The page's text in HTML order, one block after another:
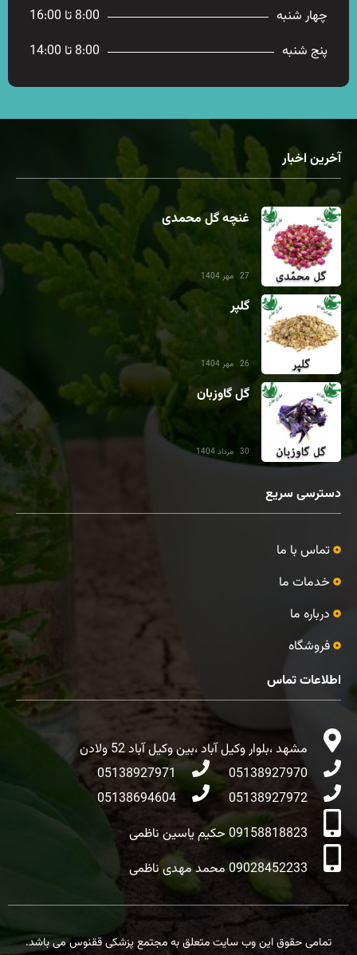
چهار شنبه
8:00 تا 16:00
پنج شنبه
8:00 تا 14:00
آخرین اخبار
غنچه گل محمدی
27 مهر 1404
گلپر
26 مهر 1404
گل گاوزبان
30 مرداد 1404
دسترسی سریع
تماس با ما
خدمات ما
درباره ما
فروشگاه
اطلاعات تماس
مشهد ،بلوار وکیل آباد ،بین وکیل آباد 52 ولادن
05138927970
05138927971
05138927972
05138694604
09158818823 حکیم یاسین ناظمی
09028452233 محمد مهدی ناظمی
تمامی حقوق این وب سایت متعلق به مجتمع پزشکی ققنوس می باشد.